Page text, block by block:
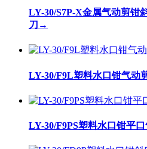
LY-30/S7P-X金属气动剪钳
刀 →
LY-30/F9L塑料水口钳气动
LY-30/F9PS塑料水口钳平